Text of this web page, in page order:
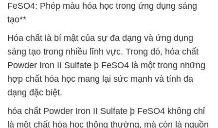
FeSO4: Phép màu hóa học trong ứng dụng sáng
tạo**
Hóa chất là bí mật của sự đa dạng và ứng dụng
sáng tạo trong nhiều lĩnh vực. Trong đó, hóa chất
Powder Iron II Sulfate þ FeSO4 là một trong những
hợp chất hóa học mang lại sức mạnh và tính đa
dạng đặc biệt.
hóa chất Powder Iron II Sulfate þ FeSO4 không chỉ
là một chất hóa học thông thường, mà còn là nguồn